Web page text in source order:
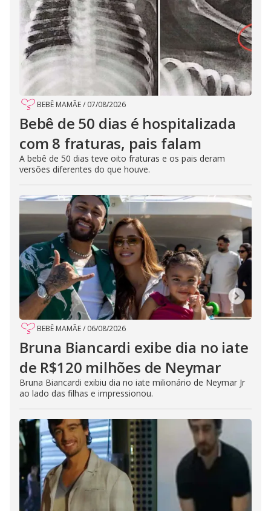
BEBÊ MAMÃE/ 07/08/2026
Bebê de 50 dias é hospitalizada
com 8 fraturas, pais falam
A bebê de 50 dias teve oito fraturas e os pais deram
versões diferentes do que houve.
BEBÊ MAMÃE/ 06/08/2026
Bruna Biancardi exibe dia no iate
de R$120 milhões de Neymar
Bruna Biancardi exibiu dia no iate milionário de Neymar Jr
ao lado das filhas e impressionou.